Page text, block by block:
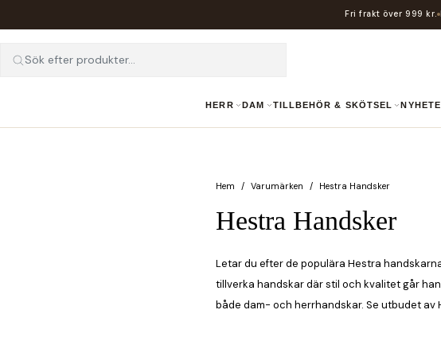
Fri frakt över 999 kr.
Sök efter produkter...
HERR DAM TILLBEHÖR & SKÖTSEL
Hem Varumärken Hestra Handsker
Hestra Handsker
Letar du efter de populära Hestra
tillverka handskar där stil och kvalitet går
både dam- och herrhandskar. Se utbudet av